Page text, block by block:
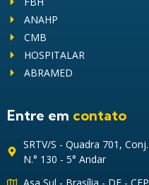
ANAHP
CMB
HOSPITALAR
ABRAMED
Entre em contato
SRTV/S - Quadra 701,
N.° 130 - 5° Andar